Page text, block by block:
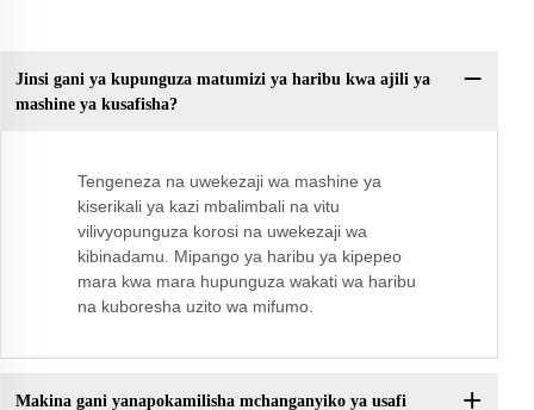
Jinsi gani ya kupunguza matumizi ya haribu kwa ajili ya
mashine ya kusafisha?
Tengeneza na uwekezaji wa mashine ya
kiserikali ya kazi mbalimbali na vitu
vilivyopunguza korosi na uwekezaji wa
kibinadamu. Mipango ya haribu ya kipepeo
mara kwa mara hupunguza wakati wa haribu
na kuboresha uzito wa mifumo.
Makina gani yanapokamilisha mchanganyiko ya usafi